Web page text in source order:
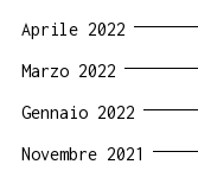
Aprile 2022
Marzo 2022
Gennaio 2022
Novembre 2021